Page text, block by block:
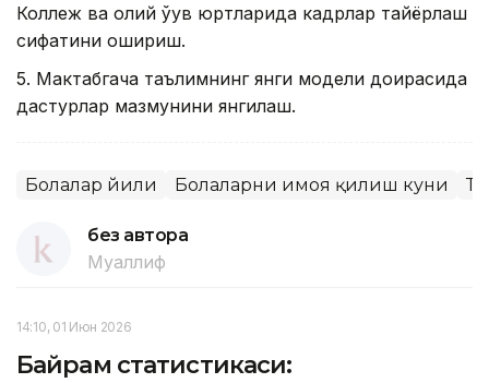
Коллеж ва олий ўқув юртларида кадрлар тайёрлаш
сифатини ошириш.
5. Мактабгача таълимнинг янги модели доирасида
дастурлар мазмунини янгилаш.
Болалар йили Болаларни ҳимоя қилиш куни
без автора
Муаллиф
14:10, 01 Июн 2026
Байрам статистикаси: